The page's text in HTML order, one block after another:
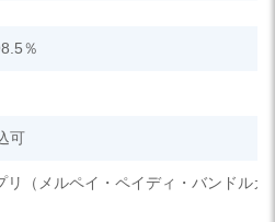
％
可
リ（メルペイ・ペイディ・バンドル